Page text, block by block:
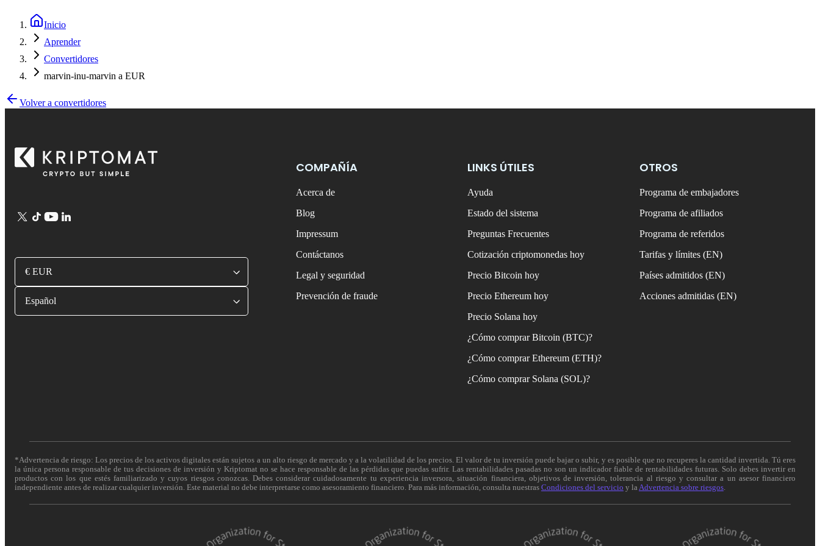
Inicio
Aprender
Convertidores
marvin-inu-marvin a EUR
Volver a convertidores
€ EUR
Español
COMPAÑÍA
Acerca de
Blog
Impressum
Contáctanos
Legal y seguridad
Prevención de fraude
LINKS ÚTILES
Ayuda
Estado del sistema
Preguntas Frecuentes
Cotización criptomonedas hoy
Precio Bitcoin hoy
Precio Ethereum hoy
Precio Solana hoy
¿Cómo comprar Bitcoin (BTC)?
¿Cómo comprar Ethereum (ETH)?
¿Cómo comprar Solana (SOL)?
OTROS
Programa de embajadores
Programa de afiliados
Programa de referidos
Tarifas y límites (EN)
Países admitidos (EN)
Acciones admitidas (EN)
*Advertencia de riesgo: Los precios de los activos digitales están sujetos a un alto riesgo de mercado y a la volatilidad de los precios. El valor de tu inversión puede bajar o subir, y es posible que no recuperes la cantidad invertida. Tú eres
la única persona responsable de tus decisiones de inversión y Kriptomat no se hace responsable de las pérdidas que puedas sufrir. Las rentabilidades pasadas no son un indicador fiable de rentabilidades futuras. Solo debes invertir en
productos con los que estés familiarizado y cuyos riesgos conozcas. Debes considerar cuidadosamente tu experiencia inversora, situación financiera, objetivos de inversión, tolerancia al riesgo y consultar a un asesor financiero
independiente antes de realizar cualquier inversión. Este material no debe interpretarse como asesoramiento financiero. Para más información, consulta nuestras Condiciones del servicio y la Advertencia sobre riesgos